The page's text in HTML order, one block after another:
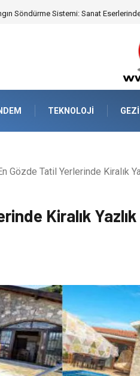
Seçiminde Teknik Uyumluluk ve
TEKNOLOJI
Gözde Tatil Yerlerinde Kiralık
Kiralık Yazlık